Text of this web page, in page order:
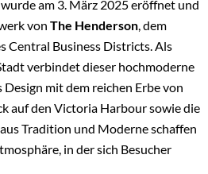
am 3. März 2025 eröffnet und
von The Henderson, dem
Central Business Districts. Als
verbindet dieser hochmoderne
mit dem reichen Erbe von
auf den Victoria Harbour sowie die
Tradition und Moderne schaffen
in der sich Besucher